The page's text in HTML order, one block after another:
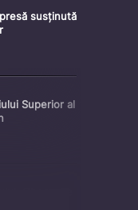
susținută
Superior al